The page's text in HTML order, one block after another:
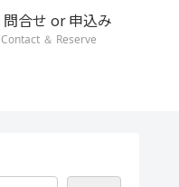
問合せ or 申込み
Contact ＆ Reserve